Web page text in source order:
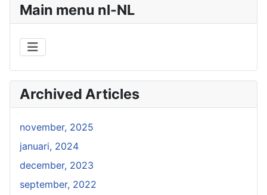
Main menu nl-NL
Archived Articles
november, 2025
januari, 2024
december, 2023
september, 2022